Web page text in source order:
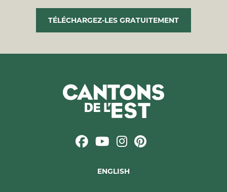
TÉLÉCHARGEZ-LES GRATUITEMENT
ENGLISH